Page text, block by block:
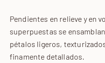
Pendientes en relieve y en
superpuestas se
pétalos ligeros,
finamente detallados.